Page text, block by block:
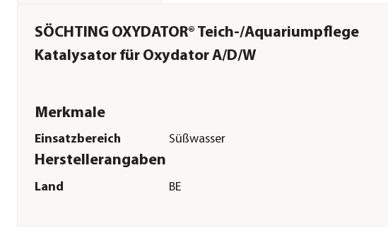
SÖCHTING OXYDATOR® Teich-/Aquariumpflege
Katalysator für Oxydator A/D/W
Merkmale
Einsatzbereich Süßwasser
Herstellerangaben
Land
BE